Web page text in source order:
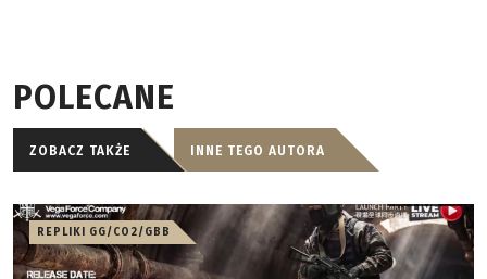
POLECANE
ZOBACZ TAKŻE INNE TEGO AUTORA
REPLIKI GG/CO2/GBB